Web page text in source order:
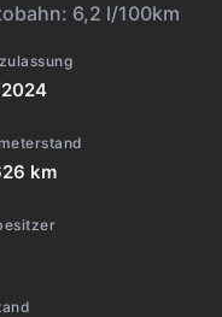
6,2 l/100km
km